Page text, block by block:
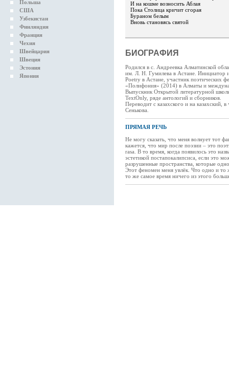
Польша
США
Узбекистан
Финляндия
Франция
Чехия
Швейцария
Швеция
Эстония
Япония
И на кошме возносить Аблая
Пока Столица кричит сгорая
Бураном белым
Вновь становясь святой
БИОГРАФИЯ
Родился в с. Андреевка Алматинской
им. Л. Н. Гумилева в Астане. Инициатор
Poetry в Астане, участник поэтических
«Полифония» (2014) в Алматы и
Выпускник Открытой литературной
TextOnly, ряде антологий и сборников.
Переводит с казахского и на казахский,
Сенькова.
ПРЯМАЯ РЕЧЬ
Не могу сказать, что меня волнует тот
кажется, что мир после поэзии – это
rasa. В то время, когда появилось это
эстетикой постапокалипсиса, если это
разрушенные пространства, которые
Этот феномен меня увлёк. Что одно и
то же самое время ничего из этого